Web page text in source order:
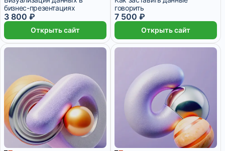
бизнес-презентациях
3 800 ₽
Открыть сайт
говорить
7 500 ₽
Открыть сайт